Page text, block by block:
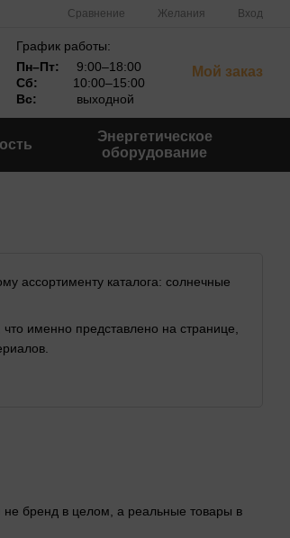
Сравнение Желания Вход
График работы:
Пн–Пт:
9:00–18:00
Сб:
10:00–15:00
Вс:
выходной
Мой заказ
Энергетическое
оборудование
бренд в целом, а реальные товары в
ассортименту каталога: солнечные
именно представлено на странице,